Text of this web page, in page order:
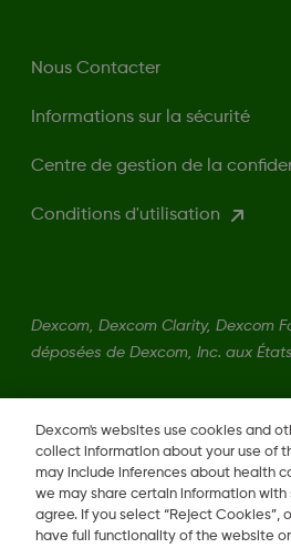
Nous Contacter
Informations sur la sécurité
Centre de gestion de la
Conditions d'utilisation
Dexcom, Dexcom Clarity, Dexcom
déposées de Dexcom, Inc. aux
LBL016698 Rev001
Changer
Dexcom's websites use cookies and
collect information about your use of
may include inferences about health
we may share certain information
agree. If you select “Reject
have full functionality of the website